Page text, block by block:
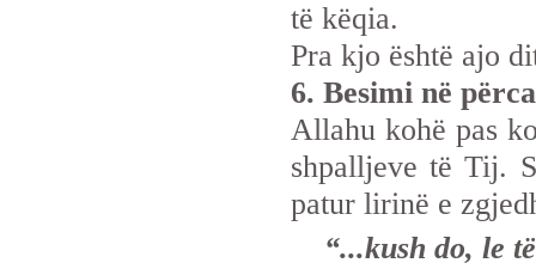
të këqia.
Pra kjo është ajo
6. Besimi në
Allahu kohë pas
shpalljeve të Tij.
patur lirinë e
“...kush do, le